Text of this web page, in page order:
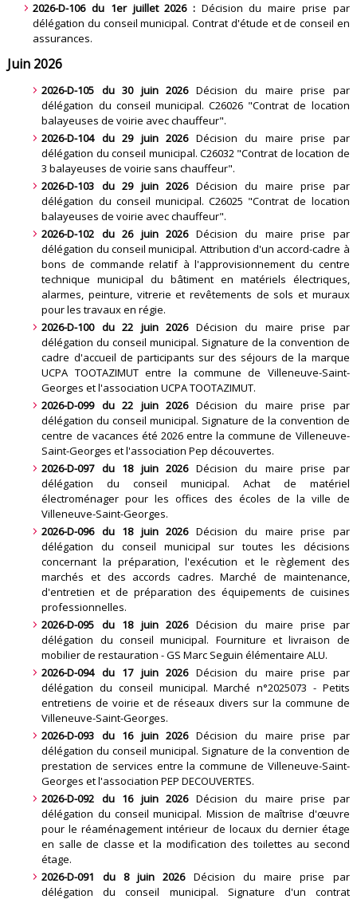
2026-D-106 du 1er juillet 2026 : Décision du maire prise par
délégation du conseil municipal. Contrat d'étude et de conseil en
assurances.
Juin 2026
2026-D-105 du 30 juin 2026Décision du maire prise par
délégation du conseil municipal. C26026 "Contrat de location
balayeuses de voirie avec chauffeur".
2026-D-104 du 29 juin 2026Décision du maire prise par
délégation du conseil municipal. C26032 "Contrat de location de
3 balayeuses de voirie sans chauffeur".
2026-D-103 du 29 juin 2026Décision du maire prise par
délégation du conseil municipal. C26025 "Contrat de location
balayeuses de voirie avec chauffeur".
2026-D-102 du 26 juin 2026Décision du maire prise par
délégation du conseil municipal. Attribution d'un accord-cadre à
bons de commande relatif à l'approvisionnement du centre
technique municipal du bâtiment en matériels électriques,
alarmes, peinture, vitrerie et revêtements de sols et muraux
pour les travaux en régie.
2026-D-100 du 22 juin 2026Décision du maire prise par
délégation du conseil municipal. Signature de la convention de
cadre d'accueil de participants sur des séjours de la marque
UCPA TOOTAZIMUT entre la commune de Villeneuve-Saint-
Georges et l'association UCPA TOOTAZIMUT.
2026-D-099 du 22 juin 2026Décision du maire prise par
délégation du conseil municipal. Signature de la convention de
centre de vacances été 2026 entre la commune de Villeneuve-
Saint-Georges et l'association Pep découvertes.
2026-D-097 du 18 juin 2026Décision du maire prise par
délégation du conseil municipal. Achat de matériel
électroménager pour les offices des écoles de la ville de
Villeneuve-Saint-Georges.
2026-D-096 du 18 juin 2026Décision du maire prise par
délégation du conseil municipal sur toutes les décisions
concernant la préparation, l'exécution et le règlement des
marchés et des accords cadres. Marché de maintenance,
d'entretien et de préparation des équipements de cuisines
professionnelles.
2026-D-095 du 18 juin 2026Décision du maire prise par
délégation du conseil municipal. Fourniture et livraison de
mobilier de restauration - GS Marc Seguin élémentaire ALU.
2026-D-094 du 17 juin 2026Décision du maire prise par
délégation du conseil municipal. Marché n°2025073 - Petits
entretiens de voirie et de réseaux divers sur la commune de
Villeneuve-Saint-Georges.
2026-D-093 du 16 juin 2026Décision du maire prise par
délégation du conseil municipal. Signature de la convention de
prestation de services entre la commune de Villeneuve-Saint-
Georges et l'association PEP DECOUVERTES.
2026-D-092 du 16 juin 2026Décision du maire prise par
délégation du conseil municipal. Mission de maîtrise d'œuvre
pour le réaménagement intérieur de locaux du dernier étage
en salle de classe et la modification des toilettes au second
étage.
2026-D-091 du 8 juin 2026Décision du maire prise par
délégation du conseil municipal. Signature d'un contrat